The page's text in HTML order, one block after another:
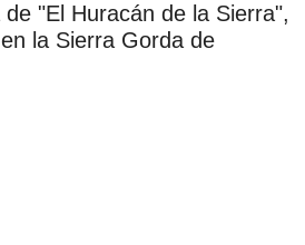
"El Huracán de la Sierra",
la Sierra Gorda de